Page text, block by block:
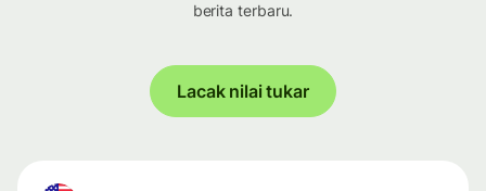
berita terbaru.
Lacak nilai tukar